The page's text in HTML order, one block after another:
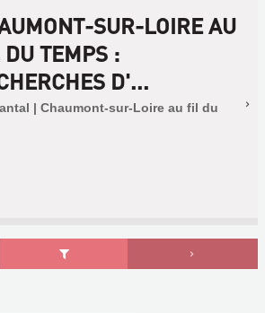
SUR-LOIRE AU
TEMPS :
D'...
| Chaumont-sur-Loire au fil du